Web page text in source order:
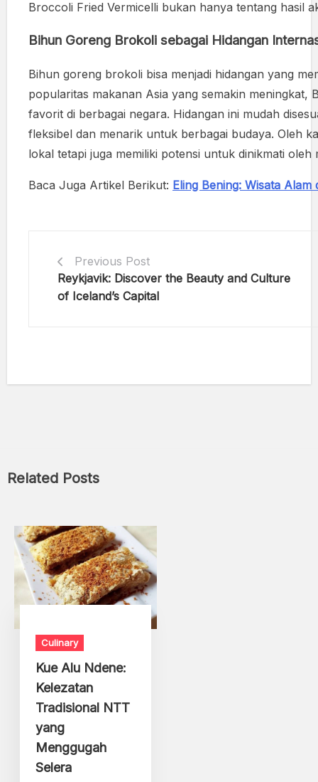
Broccoli Fried Vermicelli bukan hanya tentang hasil
Bihun Goreng Brokoli sebagai Hidangan
Bihun goreng brokoli bisa menjadi hidangan yang
popularitas makanan Asia yang semakin meningkat,
favorit di berbagai negara. Hidangan ini mudah
fleksibel dan menarik untuk berbagai budaya. Oleh
lokal tetapi juga memiliki potensi untuk dinikmati oleh
Baca Juga Artikel Berikut: Eling Bening: Wisata
Previous Post
Reykjavik: Discover the Beauty and Culture
of Iceland’s Capital
Related Posts
Culinary
Kue Alu Ndene:
Kelezatan
Tradisional NTT
yang
Menggugah
Selera